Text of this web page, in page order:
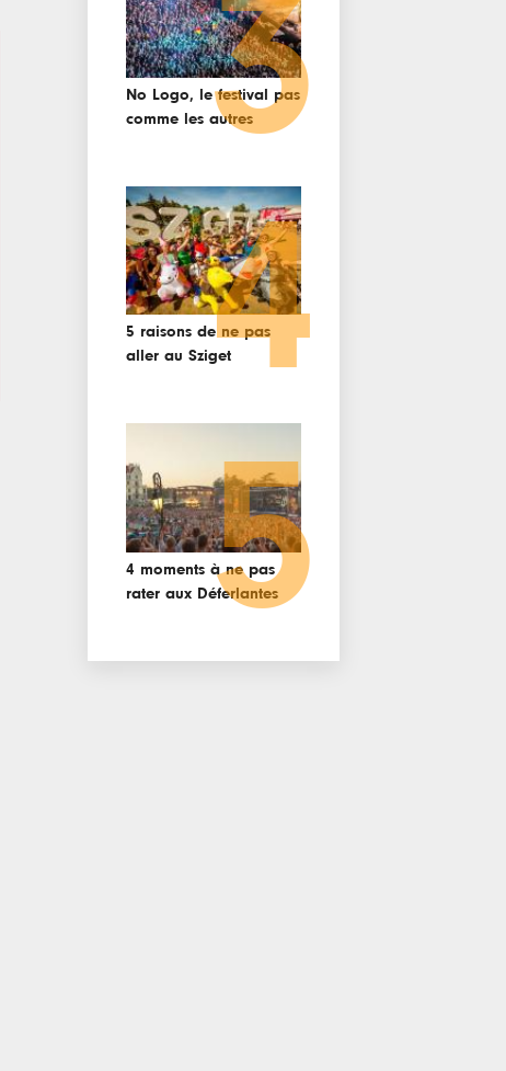
No Logo, le festival pas
comme les autres3
5 raisons de ne pas
aller au Sziget4
4 moments à ne pas
rater aux Déferlantes
5